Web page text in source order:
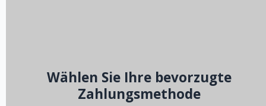
Wählen Sie Ihre bevorzugte
Zahlungsmethode